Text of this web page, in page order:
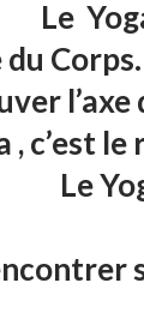
,
du
l’axe
le
,